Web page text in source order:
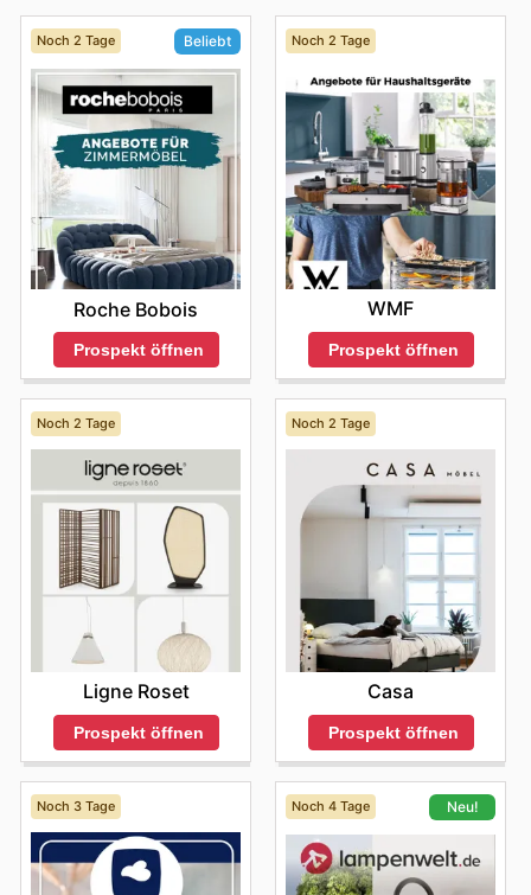
Noch 2 Tage Beliebt
Roche Bobois
Prospekt öffnen
Noch 2 Tage
WMF
Prospekt öffnen
Noch 2 Tage
Ligne Roset
Prospekt öffnen
Noch 2 Tage
Casa
Prospekt öffnen
Noch 3 Tage Noch 4 Tage Neu!